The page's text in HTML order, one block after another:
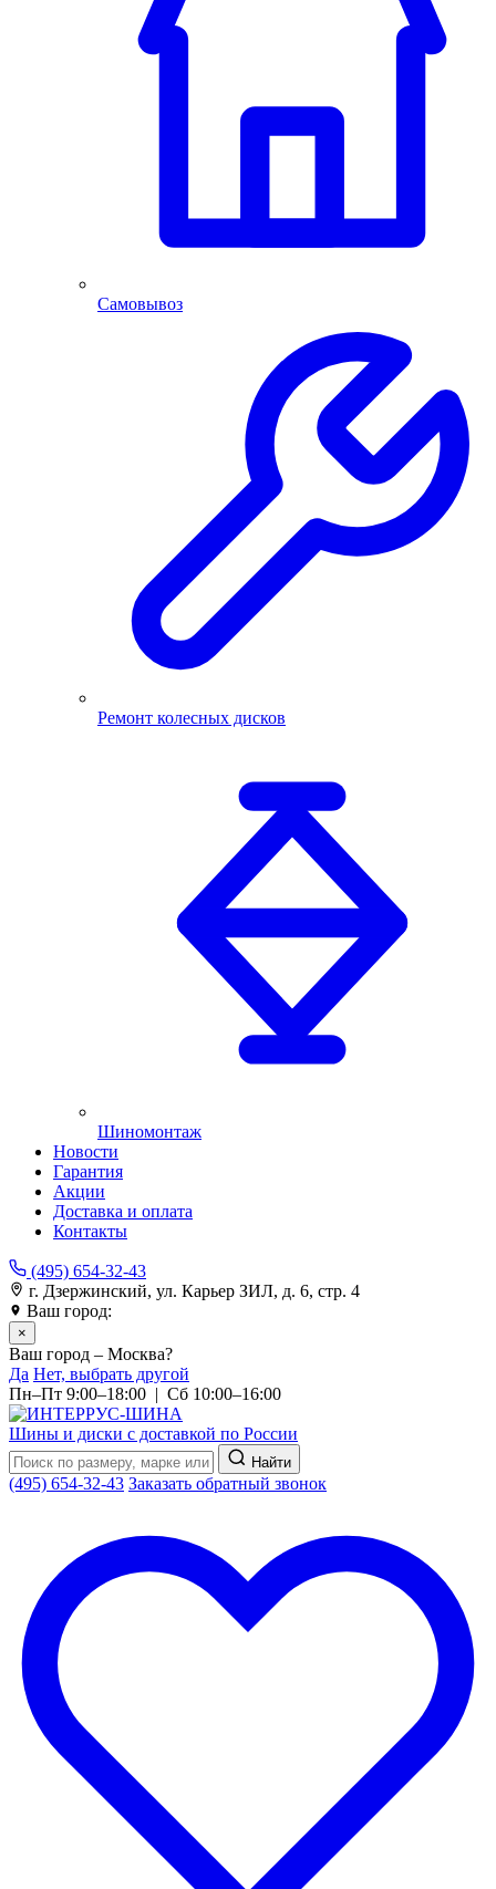
Самовывоз
Ремонт колесных дисков
Шиномонтаж
Новости
Гарантия
Акции
Доставка и оплата
Контакты
(495) 654-32-43
г. Дзержинский, ул. Карьер ЗИЛ, д. 6, стр. 4
Ваш город:
×
Ваш город – Москва?
Да Нет, выбрать другой
Пн–Пт 9:00–18:00 | Сб 10:00–16:00
Шины и диски с доставкой по России
Найти
(495) 654-32-43 Заказать обратный звонок